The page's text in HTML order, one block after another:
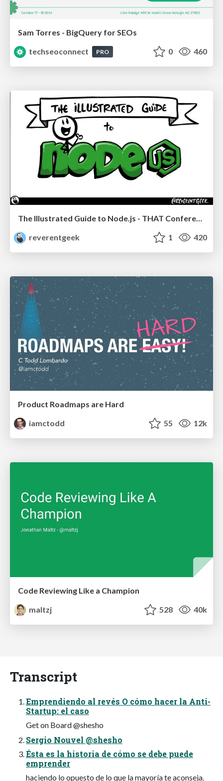
Sam Torres - BigQuery for SEOs
techseoconnect
PRO 0 460
The Illustrated Guide to Node.js - THAT Conference 2024
reverentgeek
1 420
Product Roadmaps are Hard
iamctodd
55 12k
Code Reviewing Like a Champion
maltzj
528 40k
Transcript
Emprendiendo al revés O cómo hacer la Anti-
Startup: el caso
Get on Board @shesho
Sergio Nouvel @shesho
Ésta es la historia de cómo se debe puede
emprender
haciendo lo opuesto de lo que la mayoría te aconseja.